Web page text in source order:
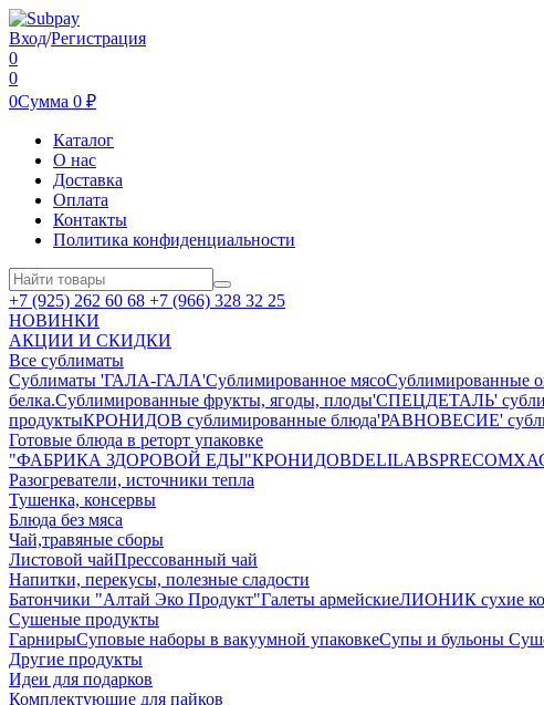
Вход/Регистрация
0
0
0Сумма 0 ₽
Каталог
О нас
Доставка
Оплата
Контакты
Политика конфиденциальности
+7 (925) 262 60 68 +7 (966) 328 32 25
НОВИНКИ
АКЦИИ И СКИДКИ
Все сублиматы
Сублиматы 'ГАЛА-ГАЛА'Сублимированное мясоСублимированные
белка.Сублимированные фрукты, ягоды, плоды'СПЕЦДЕТАЛЬ'
продуктыКРОНИДОВ сублимированные блюда'РАВНОВЕСИЕ'
Готовые блюда в реторт упаковке
"ФАБРИКА ЗДОРОВОЙ ЕДЫ"КРОНИДОВDELILABSPRECOM
Разогреватели, источники тепла
Тушенка, консервы
Блюда без мяса
Чай,травяные сборы
Листовой чайПрессованный чай
Напитки, перекусы, полезные сладости
Батончики "Алтай Эко Продукт"Галеты армейскиеЛИОНИК сухие
Сушеные продукты
ГарнирыСуповые наборы в вакуумной упаковкеСупы и бульоны
Другие продукты
Идеи для подарков
Комплектующие для пайков